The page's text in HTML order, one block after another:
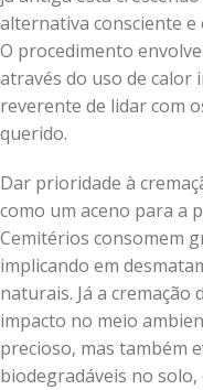
alternativa consciente
O procedimento
através do uso de calor
reverente de lidar com
querido.
Dar prioridade à
como um aceno para a
Cemitérios consomem
implicando em
naturais. Já a
impacto no meio
precioso, mas também
biodegradáveis no